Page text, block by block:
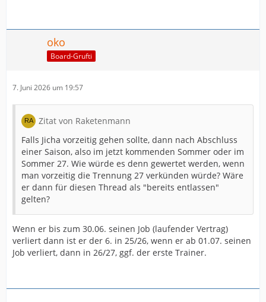
oko
Board-Grufti
7. Juni 2026 um 19:57
Zitat von Raketenmann
Falls Jicha vorzeitig gehen sollte, dann nach Abschluss
einer Saison, also im jetzt kommenden Sommer oder im
Sommer 27. Wie würde es denn gewertet werden, wenn
man vorzeitig die Trennung 27 verkünden würde? Wäre
er dann für diesen Thread als "bereits entlassen"
gelten?
Wenn er bis zum 30.06. seinen Job (laufender Vertrag)
verliert dann ist er der 6. in 25/26, wenn er ab 01.07. seinen
Job verliert, dann in 26/27, ggf. der erste Trainer.